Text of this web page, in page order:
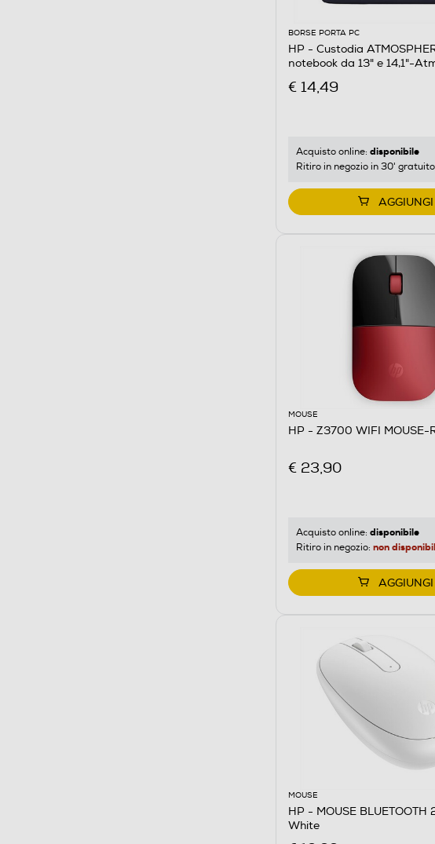
BORSE PORTA PC
HP - Custodia
notebook da 13" e 14,1"-
€ 14,49
Acquisto online: disponibile
Ritiro in negozio in 30'
AGGIUNGI
MOUSE
HP - Z3700 WIFI MOUSE-
€ 23,90
Acquisto online: disponibile
Ritiro in negozio: non
AGGIUNGI
MOUSE
HP - MOUSE
White